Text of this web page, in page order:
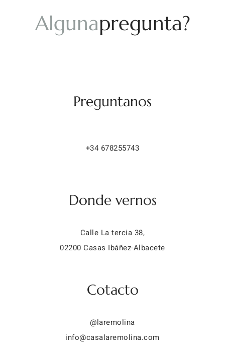
Algunapregunta?
Preguntanos
+34 678255743
Donde vernos
Calle La tercia 38,
02200 Casas Ibáñez-Albacete
Cotacto
@laremolina
info@casalaremolina.com